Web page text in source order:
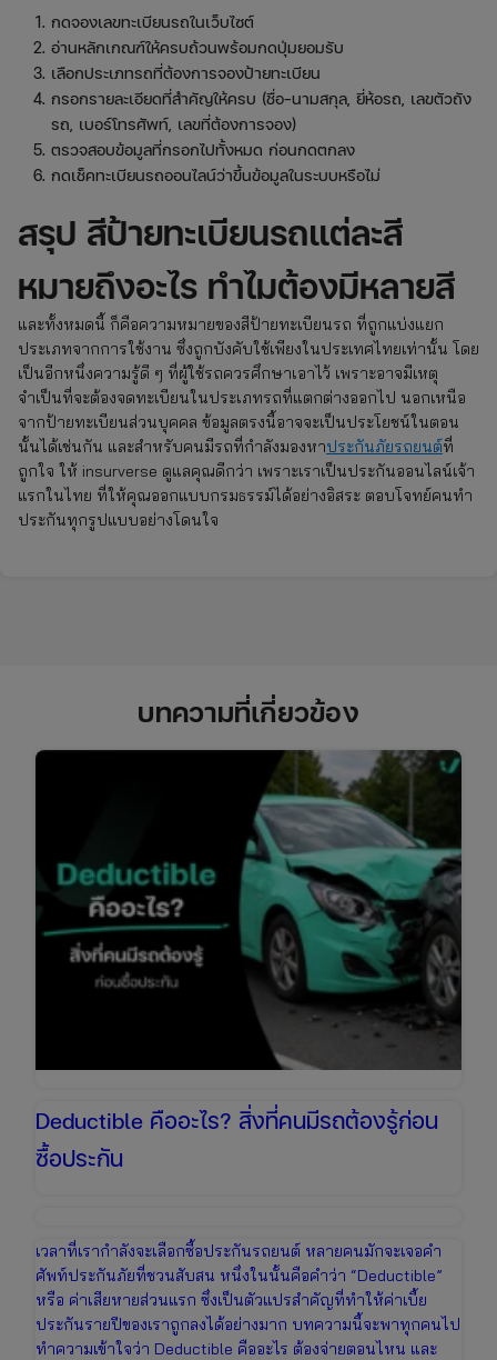
กดจองเลขทะเบียนรถในเว็บไซต์
อ่านหลักเกณฑ์ให้ครบถ้วนพร้อมกดปุ่มยอมรับ
เลือกประเภทรถที่ต้องการจองป้ายทะเบียน
กรอกรายละเอียดที่สำคัญให้ครบ (ชื่อ-นามสกุล, ยี่ห้อรถ, เลขตัวถัง
รถ, เบอร์โทรศัพท์, เลขที่ต้องการจอง)
ตรวจสอบข้อมูลที่กรอกไปทั้งหมด ก่อนกดตกลง
กดเช็คทะเบียนรถออนไลน์ว่าขึ้นข้อมูลในระบบหรือไม่
สรุป สีป้ายทะเบียนรถแต่ละสี
หมายถึงอะไร ทำไมต้องมีหลายสี
และทั้งหมดนี้ ก็คือความหมายของสีป้ายทะเบียนรถ ที่ถูกแบ่งแยก
ประเภทจากการใช้งาน ซึ่งถูกบังคับใช้เพียงในประเทศไทยเท่านั้น โดย
เป็นอีกหนึ่งความรู้ดี ๆ ที่ผู้ใช้รถควรศึกษาเอาไว้ เพราะอาจมีเหตุ
จำเป็นที่จะต้องจดทะเบียนในประเภทรถที่แตกต่างออกไป นอกเหนือ
จากป้ายทะเบียนส่วนบุคคล ข้อมูลตรงนี้อาจจะเป็นประโยชน์ในตอน
นั้นได้เช่นกัน และสำหรับคนมีรถที่กำลังมองหาประกันภัยรถยนต์ที่
ถูกใจ ให้ insurverse ดูแลคุณดีกว่า เพราะเราเป็นประกันออนไลน์เจ้า
แรกในไทย ที่ให้คุณออกแบบกรมธรรม์ได้อย่างอิสระ ตอบโจทย์คนทำ
ประกันทุกรูปแบบอย่างโดนใจ
บทความที่เกี่ยวข้อง
Deductible คืออะไร? สิ่งที่คนมีรถต้องรู้ก่อน
ซื้อประกัน
เวลาที่เรากำลังจะเลือกซื้อประกันรถยนต์ หลายคนมักจะเจอคำ
ศัพท์ประกันภัยที่ชวนสับสน หนึ่งในนั้นคือคำว่า “Deductible”
หรือ ค่าเสียหายส่วนแรก ซึ่งเป็นตัวแปรสำคัญที่ทำให้ค่าเบี้ย
ประกันรายปีของเราถูกลงได้อย่างมาก บทความนี้จะพาทุกคนไป
ทำความเข้าใจว่า Deductible คืออะไร ต้องจ่ายตอนไหน และ